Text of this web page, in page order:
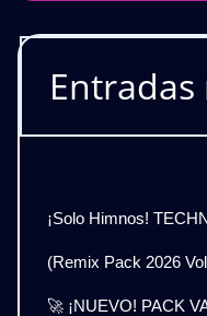
¡Solo Himnos!
(Remix Pack 2026
🚀 ¡NUEVO! PACK